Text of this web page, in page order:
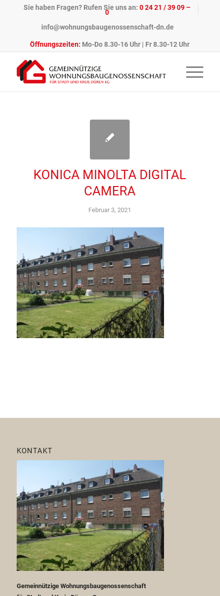
Sie haben Fragen? Rufen Sie uns an:0 24 21 / 39 09 –
0
info@wohnungsbaugenossenschaft-dn.de
Öffnungszeiten: Mo-Do 8.30-16 Uhr | Fr 8.30-12 Uhr
KONICA MINOLTA DIGITAL
CAMERA
Februar 3, 2021
KONTAKT
Gemeinnützige Wohnungsbaugenossenschaft